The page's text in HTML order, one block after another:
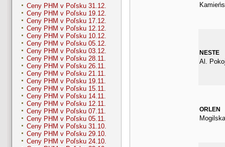
Ceny PHM v Poľsku 31.12.
Ceny PHM v Poľsku 19.12.
Ceny PHM v Poľsku 17.12.
Ceny PHM v Poľsku 12.12.
Ceny PHM v Poľsku 10.12.
Ceny PHM v Poľsku 05.12.
Ceny PHM v Poľsku 03.12.
Ceny PHM v Poľsku 28.11.
Ceny PHM v Poľsku 26.11.
Ceny PHM v Poľsku 21.11.
Ceny PHM v Poľsku 19.11.
Ceny PHM v Poľsku 15.11.
Ceny PHM v Poľsku 14.11.
Ceny PHM v Poľsku 12.11.
Ceny PHM v Poľsku 07.11.
Ceny PHM v Poľsku 05.11.
Ceny PHM v Poľsku 31.10.
Ceny PHM v Poľsku 29.10.
Ceny PHM v Poľsku 24.10.
NESTE
Al.
ORLEN